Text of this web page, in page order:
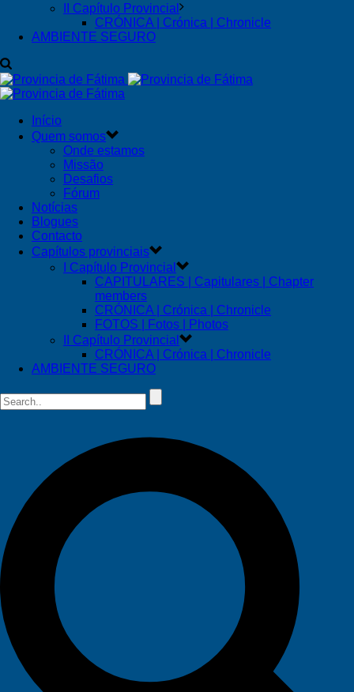
II Capítulo Provincial
CRÓNICA | Crónica | Chronicle
AMBIENTE SEGURO
Início
Quem somos
Onde estamos
Missão
Desafios
Fórum
Notícias
Blogues
Contacto
Capítulos provinciais
I Capítulo Provincial
CAPITULARES | Capitulares | Chapter
members
CRÓNICA | Crónica | Chronicle
FOTOS | Fotos | Photos
II Capítulo Provincial
CRÓNICA | Crónica | Chronicle
AMBIENTE SEGURO